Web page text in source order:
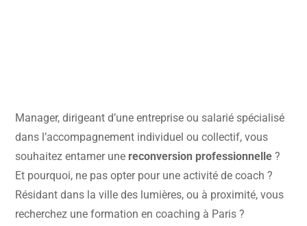
Manager, dirigeant d’une entreprise ou salarié spécialisé
dans l’accompagnement individuel ou collectif, vous
souhaitez entamer une reconversion professionnelle ?
Et pourquoi, ne pas opter pour une activité de coach ?
Résidant dans la ville des lumières, ou à proximité, vous
recherchez une formation en coaching à Paris ?